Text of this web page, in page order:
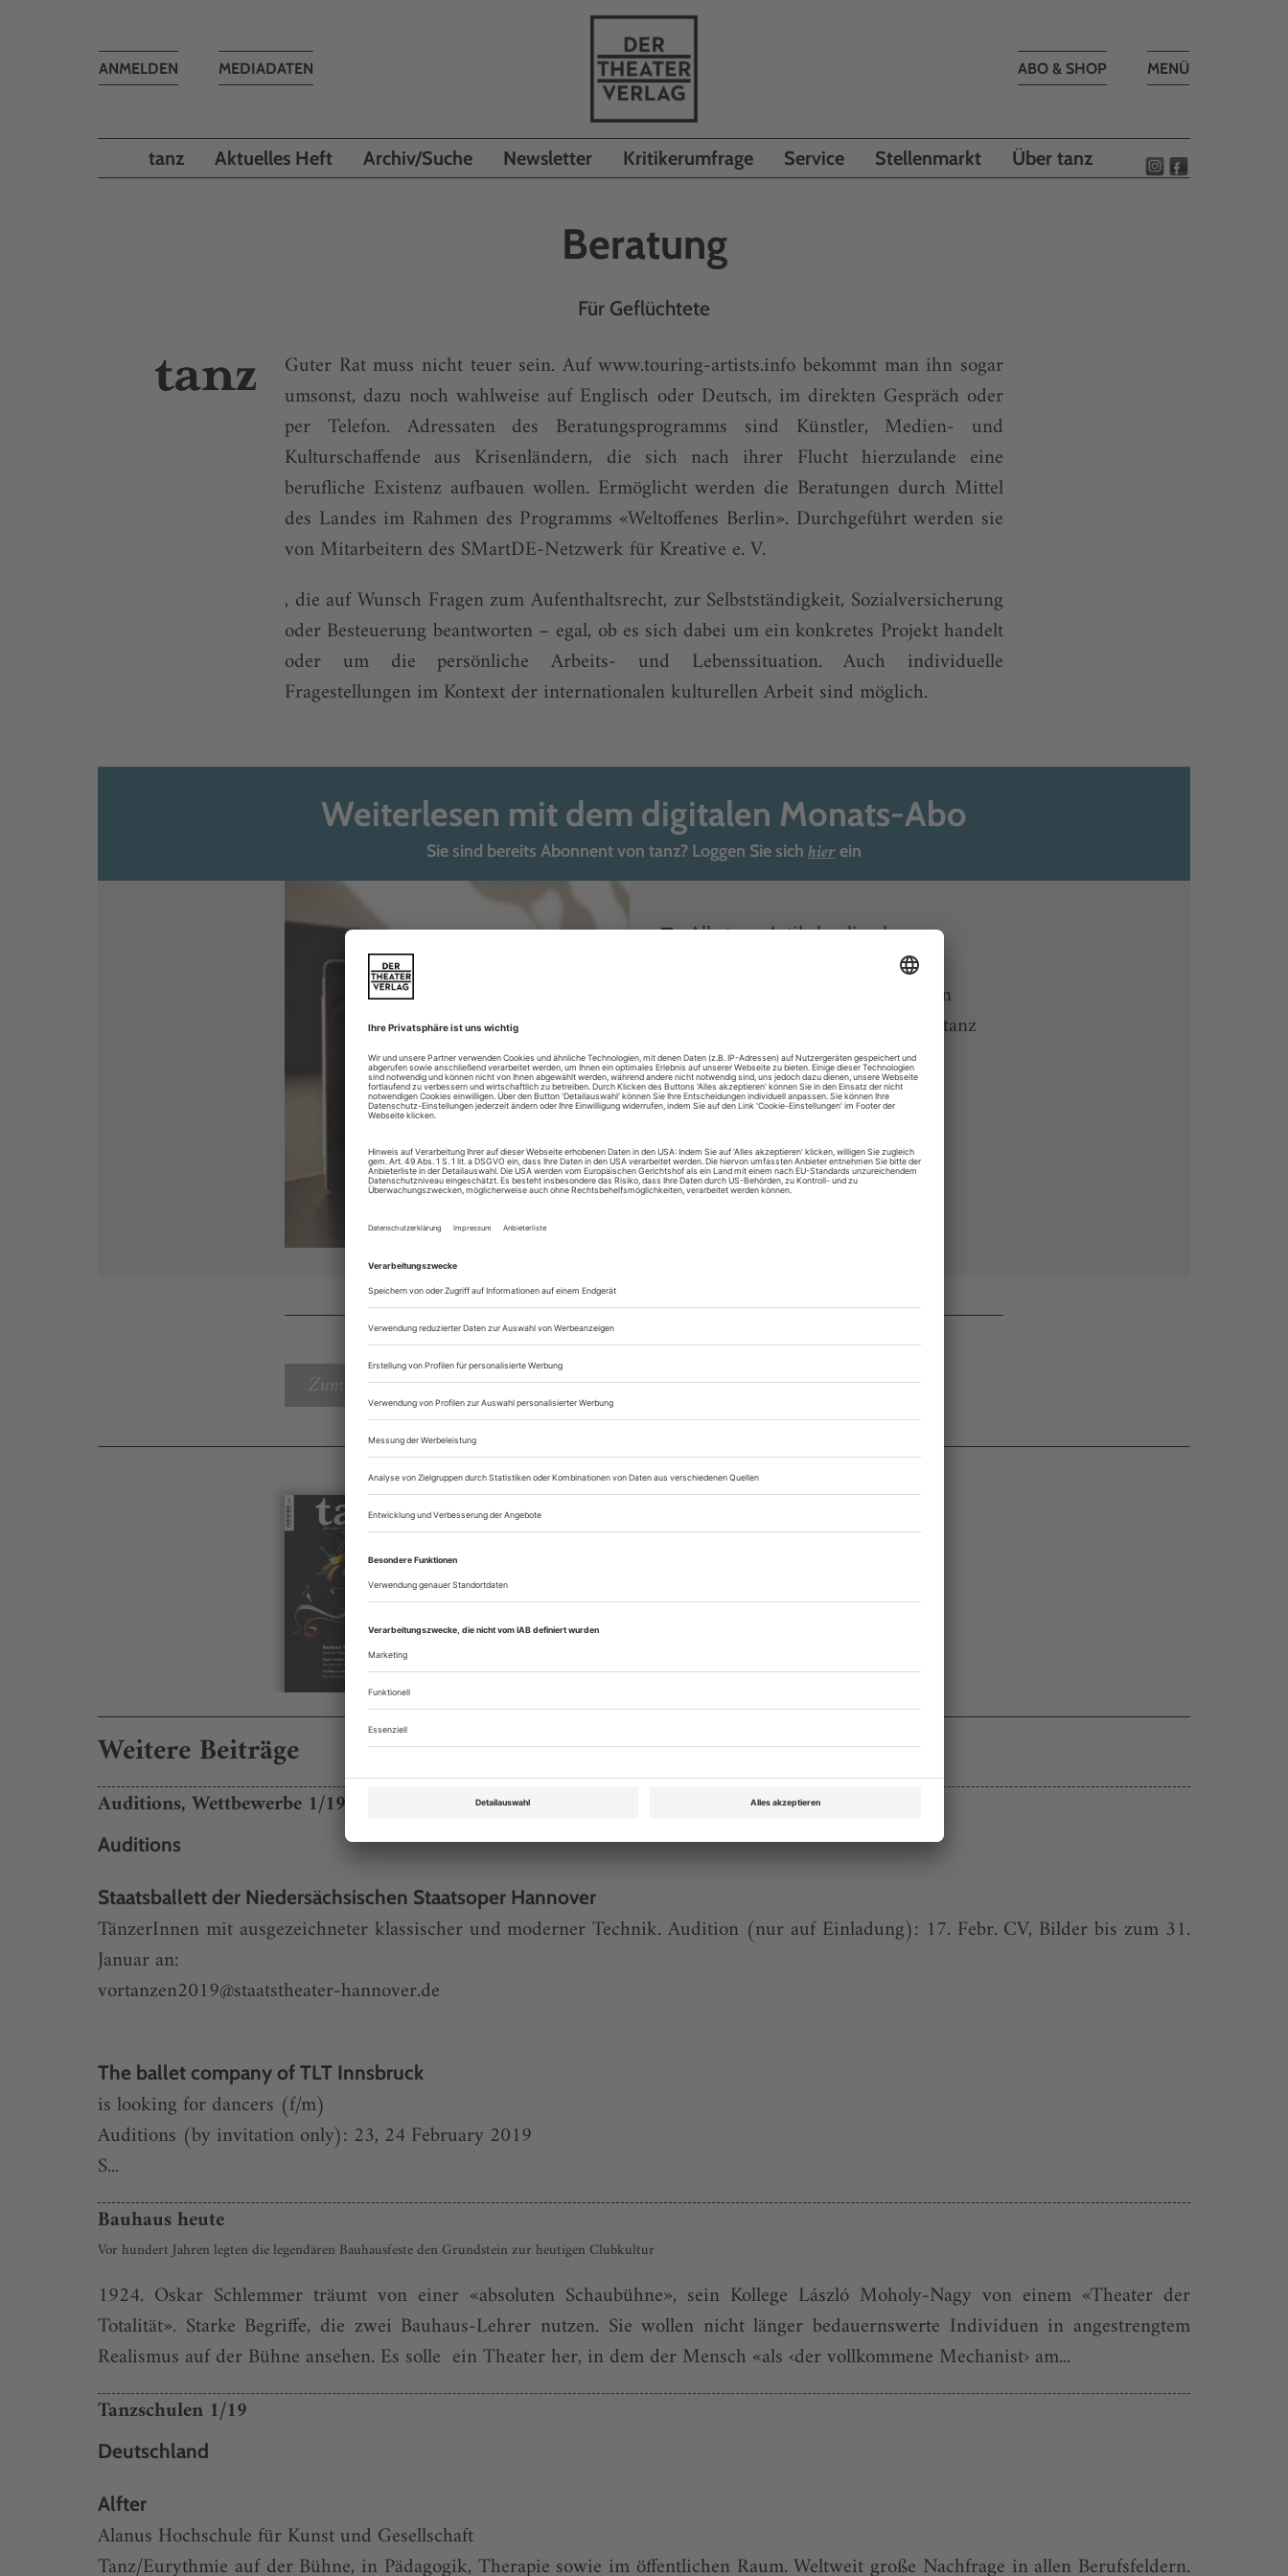
Toggle
MENÜ
ABO & SHOP
MEDIADATEN
Toggle
ANMELDEN
tanz Aktuelles Heft Archiv/Suche Newsletter Kritikerumfrage Service Stellenmarkt Über tanz
Beratung
Für Geflüchtete
Guter Rat muss nicht teuer sein. Auf www.touring-artists.info bekommt man ihn sogar
umsonst, dazu noch wahlweise auf Englisch oder Deutsch, im direkten Gespräch oder
per Telefon. Adressaten des Beratungsprogramms sind Künstler, Medien- und
Kulturschaffende aus Krisenländern, die sich nach ihrer Flucht hierzulande eine
berufliche Existenz aufbauen wollen. Ermöglicht werden die Beratungen durch Mittel
des Landes im Rahmen des Programms «Weltoffenes Berlin». Durchgeführt werden sie
von Mitarbeitern des SMartDE-Netzwerk für Kreative e. V.
, die auf Wunsch Fragen zum Aufenthaltsrecht, zur Selbstständigkeit, Sozialversicherung
oder Besteuerung beantworten – egal, ob es sich dabei um ein konkretes Projekt handelt
oder um die persönliche Arbeits- und Lebenssituation. Auch individuelle
Fragestellungen im Kontext der internationalen kulturellen Arbeit sind möglich.
Weiterlesen mit dem digitalen Monats-Abo
Sie sind bereits Abonnent von tanz? Loggen Sie sich hierein
Alle tanz-Artikel online lesen
Lesegenuss auf allen Endgeräten
Zugang zum Onlinearchiv von tanz
Sie können alle Vorteile des Abos
sofort nutzen
Digital-Abo testen
Zum Inhaltsverzeichnis
Tanz Januar 2019
Rubrik: Praxis, Seite 73
Bestellen
Weitere Beiträge
Auditions, Wettbewerbe 1/19
Auditions
Staatsballett der Niedersächsischen Staatsoper Hannover
TänzerInnen mit ausgezeichneter klassischer und moderner Technik. Audition (nur auf Einladung): 17. Febr. CV, Bilder bis zum 31.
Januar an:
vortanzen2019@staatstheater-hannover.de
The ballet company of TLT Innsbruck
is looking for dancers (f/m)
Auditions (by invitation only): 23, 24 February 2019
S...
Bauhaus heute
Vor hundert Jahren legten die legendären Bauhausfeste den Grundstein zur heutigen Clubkultur
1924. Oskar Schlemmer träumt von einer «absoluten Schaubühne», sein Kollege László Moholy-Nagy von einem «Theater der
Totalität». Starke Begriffe, die zwei Bauhaus-Lehrer nutzen. Sie wollen nicht länger bedauernswerte Individuen in angestrengtem
Realismus auf der Bühne ansehen. Es solle ein Theater her, in dem der Mensch «als ‹der vollkommene Mechanist› am...
Tanzschulen 1/19
Deutschland
Alfter
Alanus Hochschule für Kunst und Gesellschaft
Tanz/Eurythmie auf der Bühne, in Pädagogik, Therapie sowie im öffentlichen Raum. Weltweit große Nachfrage in allen Berufsfeldern.